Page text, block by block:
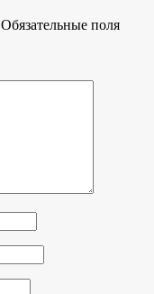
Обязательные поля